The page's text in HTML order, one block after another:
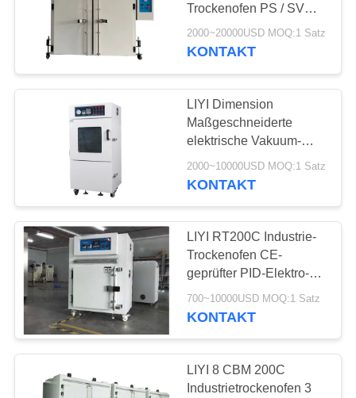
VERBINDUNG
FORDERN
SIE EIN
SITEMAP
PRIVACY
POLICY
Trockenofen PS / SV
Gleichzeitige Anzeige
Einfache Bedienung
2000~20000USD MOQ:1 Satz
KONTAKT
LIYI Dimension
Maßgeschneiderte
elektrische Vakuum-
Trockenofenkammer
zum Trocknen mit
2000~10000USD MOQ:1 Satz
KONTAKT
LIYI RT200C Industrie-
Trockenofen CE-
geprüfter PID-Elektro-
Blast-Trockenofen
700~10000USD MOQ:1 Satz
KONTAKT
LIYI 8 CBM 200C
Industrietrockenofen 3